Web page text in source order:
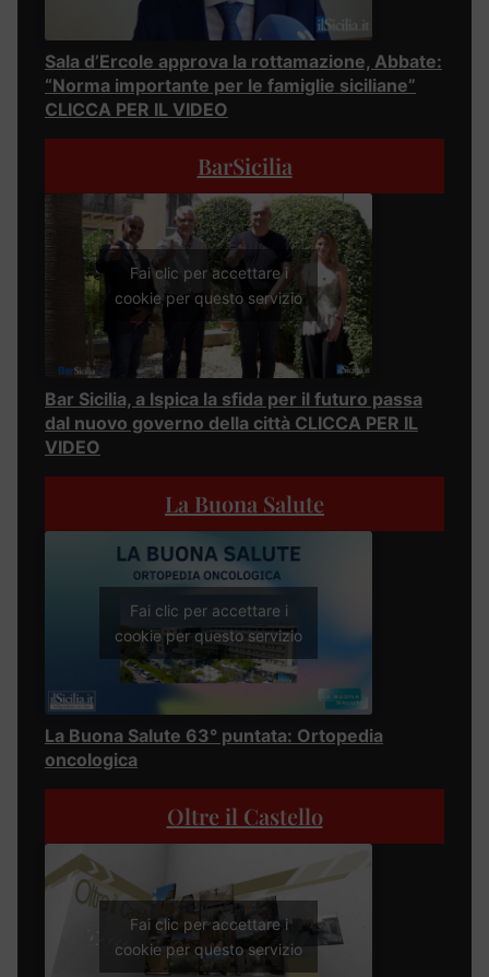
Sala d’Ercole approva la rottamazione, Abbate:
“Norma importante per le famiglie siciliane”
CLICCA PER IL VIDEO
BarSicilia
Fai clic per accettare i
cookie per questo servizio
Bar Sicilia, a Ispica la sfida per il futuro passa
dal nuovo governo della città CLICCA PER IL
VIDEO
La Buona Salute
Fai clic per accettare i
cookie per questo servizio
La Buona Salute 63° puntata: Ortopedia
oncologica
Oltre il Castello
Fai clic per accettare i
cookie per questo servizio